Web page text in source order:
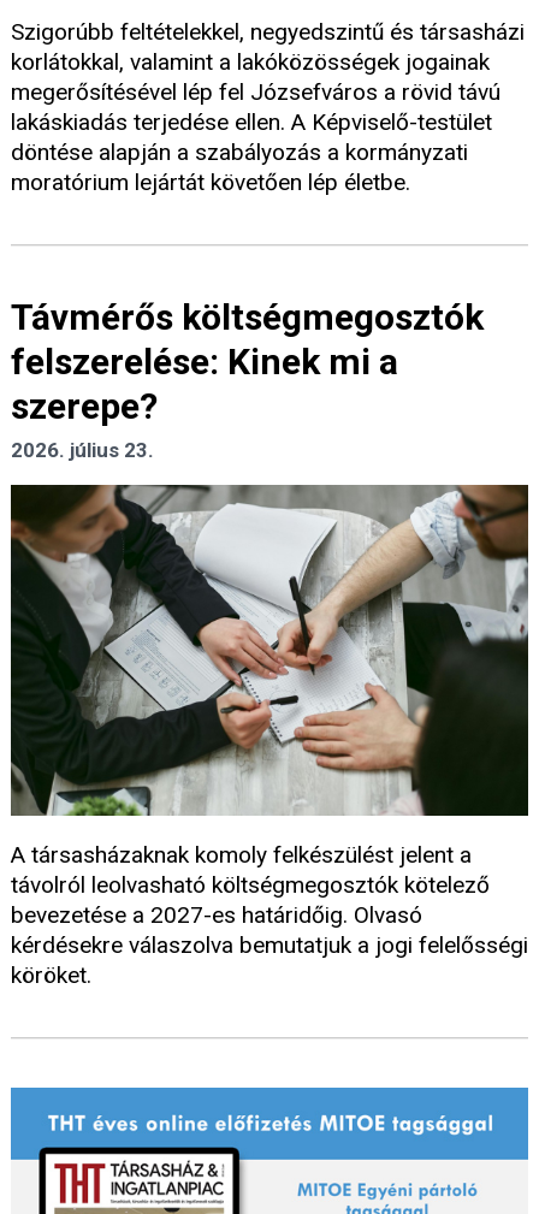
Szigorúbb feltételekkel, negyedszintű és társasházi
korlátokkal, valamint a lakóközösségek jogainak
megerősítésével lép fel Józsefváros a rövid távú
lakáskiadás terjedése ellen. A Képviselő-testület
döntése alapján a szabályozás a kormányzati
moratórium lejártát követően lép életbe.
Távmérős költségmegosztók
felszerelése: Kinek mi a
szerepe?
2026. július 23.
A társasházaknak komoly felkészülést jelent a
távolról leolvasható költségmegosztók kötelező
bevezetése a 2027-es határidőig. Olvasó
kérdésekre válaszolva bemutatjuk a jogi felelősségi
köröket.